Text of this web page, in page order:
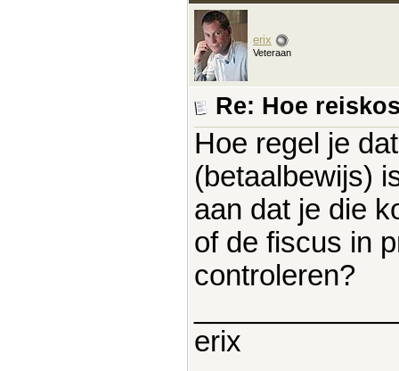
erix
Veteraan
Re: Hoe
Hoe regel je
(betaalbewijs)
aan dat je die
of de fiscus in
controleren?
erix